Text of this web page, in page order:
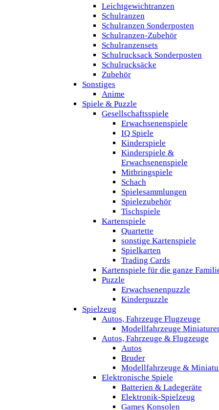
Leichtgewichtranzen
Schulranzen
Schulranzen Sonderposten
Schulranzen-Zubehör
Schulranzensets
Schulrucksack Sonderposten
Schulrucksäcke
Zubehör
Sonstiges
Anime
Spiele & Puzzle
Gesellschaftsspiele
Erwachsenenspiele
IQ Spiele
Kinderspiele
Kinderspiele &
Erwachsenenspiele
Mitbringspiele
Schach
Spielesammlungen
Spielezubehör
Tischspiele
Kartenspiele
Quartette
sonstige Kartenspiele
Spielkarten
Trading Cards
Kartenspiele für die ganze
Puzzle
Erwachsenenpuzzle
Kinderpuzzle
Spielzeug
Autos, Fahrzeuge Flugzeuge
Modellfahrzeuge
Autos, Fahrzeuge & Flugzeuge
Autos
Bruder
Modellfahrzeuge &
Elektronische Spiele
Batterien & Ladegeräte
Elektronik-Spielzeug
Games Konsolen